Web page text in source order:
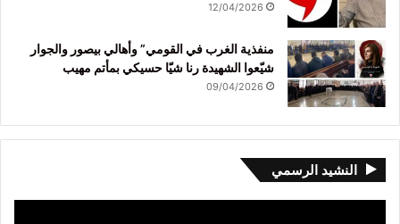
12/04/2026
منفذية الغرب في القومي” وأهالي بيصور والجوار
شيّعوا الشهيدة رنا شيّا حسيكي بمأتم مهيب
09/04/2026
النشيد الرسمي